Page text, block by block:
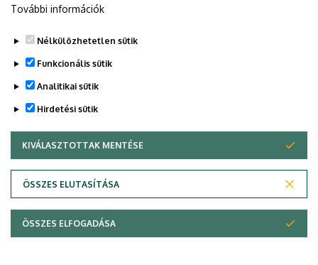
Legutóbbi frissítés: 2023. 01. 31. 09:38
Adatvédelem
Copyright © 2026 Unideb
További információk
Nélkülözhetetlen sütik
Funkcionális sütik
Analitikai sütik
Hirdetési sütik
KIVÁLASZTOTTAK MENTÉSE
ÖSSZES ELUTASÍTÁSA
WITHDRAW CONSENT
ÖSSZES ELFOGADÁSA